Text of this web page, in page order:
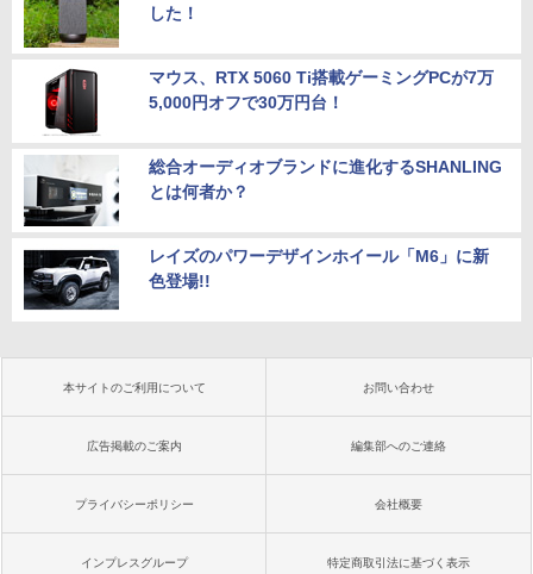
した！
マウス、RTX 5060 Ti搭載ゲーミングPCが7万
5,000円オフで30万円台！
総合オーディオブランドに進化するSHANLING
とは何者か？
レイズのパワーデザインホイール「M6」に新
色登場!!
本サイトのご利用について お問い合わせ
広告掲載のご案内 編集部へのご連絡
プライバシーポリシー 会社概要
インプレスグループ 特定商取引法に基づく表示